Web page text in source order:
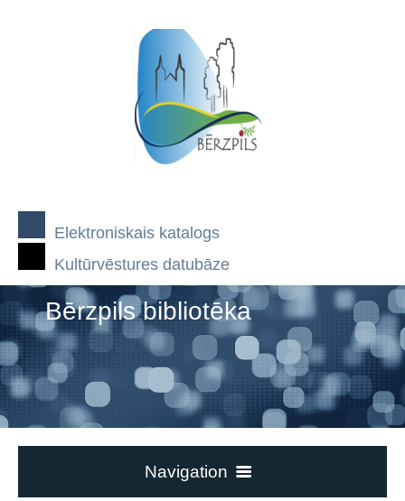
Elektroniskais katalogs
Kultūrvēstures datubāze
Bērzpils bibliotēka
Navigation